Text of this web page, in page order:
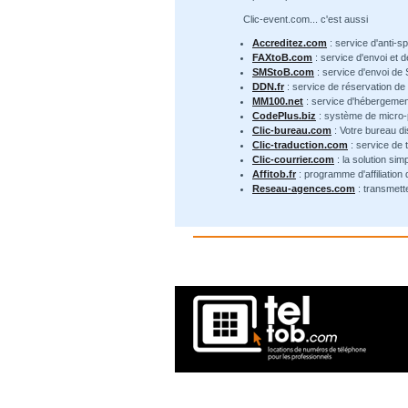
Clic-event.com... c'est aussi
Accreditez.com : service d'anti-
FAXtoB.com : service d'envoi et
SMStoB.com : service d'envoi de
DDN.fr : service de réservation
MM100.net : service
CodePlus.biz : système de
Clic-bureau.com : Votre bureau
Clic-traduction.com : service de
Clic-courrier.com : la solution
Affitob.fr : programme d'affiliation
Reseau-agences.com :